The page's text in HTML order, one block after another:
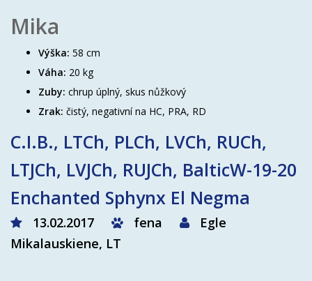
Mika
Výška: 58 cm
Váha: 20 kg
Zuby: chrup úplný, skus nůžkový
Zrak: čistý, negativní na HC, PRA, RD
C.I.B., LTCh, PLCh, LVCh, RUCh,
LTJCh, LVJCh, RUJCh, BalticW-19-20
Enchanted Sphynx El Negma
13.02.2017 fena
Egle
Mikalauskiene, LT